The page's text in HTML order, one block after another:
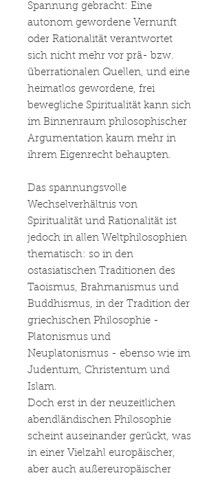
Spannung gebracht: Eine
autonom gewordene Vernunft
oder Rationalität verantwortet
sich nicht mehr vor prä- bzw.
überrationalen Quellen, und eine
heimatlos gewordene, frei
bewegliche Spiritualität kann sich
im Binnenraum philosophischer
Argumentation kaum mehr in
ihrem Eigenrecht behaupten.
Das spannungsvolle
Wechselverhältnis von
Spiritualität und Rationalität ist
jedoch in allen Weltphilosophien
thematisch: so in den
ostasiatischen Traditionen des
Taoismus, Brahmanismus und
Buddhismus, in der Tradition der
griechischen Philosophie -
Platonismus und
Neuplatonismus - ebenso wie im
Judentum, Christentum und
Islam.
Doch erst in der neuzeitlichen
abendländischen Philosophie
scheint auseinander gerückt, was
in einer Vielzahl europäischer,
aber auch außereuropäischer